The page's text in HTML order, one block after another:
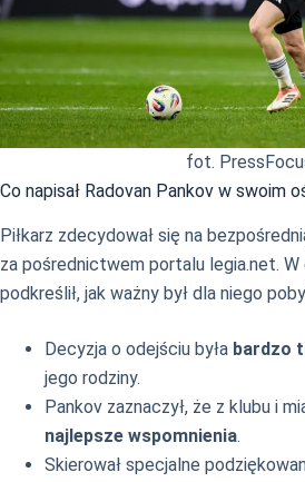
fot.
Co napisał Radovan Pankov w swoim
Piłkarz zdecydował się na
za pośrednictwem portalu legia.net. W
podkreślił, jak ważny był dla niego
Decyzja o odejściu była bardzo
jego rodziny.
Pankov zaznaczył, że z klubu i
najlepsze wspomnienia.
Skierował specjalne